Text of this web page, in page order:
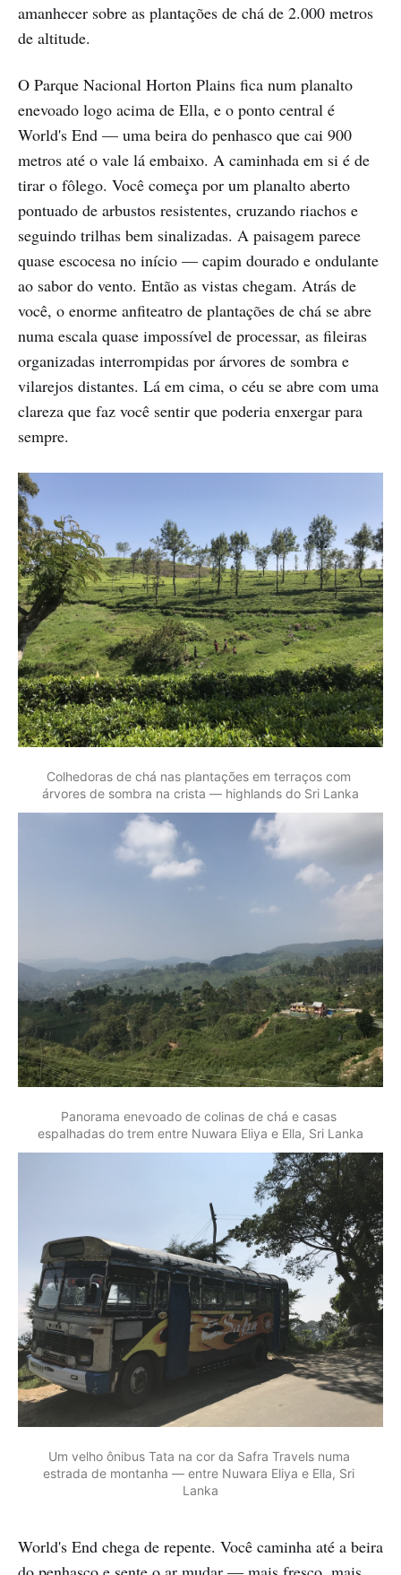
amanhecer sobre as plantações de chá de 2.000 metros
de altitude.
O Parque Nacional Horton Plains fica num planalto
enevoado logo acima de Ella, e o ponto central é
World's End — uma beira do penhasco que cai 900
metros até o vale lá embaixo. A caminhada em si é de
tirar o fôlego. Você começa por um planalto aberto
pontuado de arbustos resistentes, cruzando riachos e
seguindo trilhas bem sinalizadas. A paisagem parece
quase escocesa no início — capim dourado e ondulante
ao sabor do vento. Então as vistas chegam. Atrás de
você, o enorme anfiteatro de plantações de chá se abre
numa escala quase impossível de processar, as fileiras
organizadas interrompidas por árvores de sombra e
vilarejos distantes. Lá em cima, o céu se abre com uma
clareza que faz você sentir que poderia enxergar para
sempre.
Colhedoras de chá nas plantações em terraços com
árvores de sombra na crista — highlands do Sri Lanka
Panorama enevoado de colinas de chá e casas
espalhadas do trem entre Nuwara Eliya e Ella, Sri Lanka
Um velho ônibus Tata na cor da Safra Travels numa
estrada de montanha — entre Nuwara Eliya e Ella, Sri
Lanka
World's End chega de repente. Você caminha até a beira